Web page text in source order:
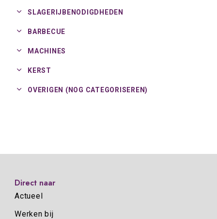
SLAGERIJBENODIGDHEDEN
BARBECUE
MACHINES
KERST
OVERIGEN (NOG CATEGORISEREN)
Direct naar
Actueel
Werken bij